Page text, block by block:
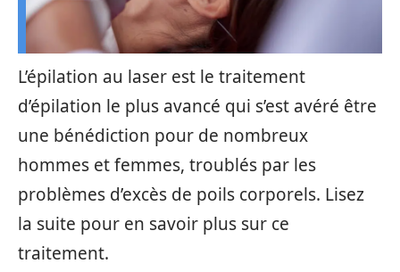
L’épilation au laser est le traitement
d’épilation le plus avancé qui s’est avéré être
une bénédiction pour de nombreux
hommes et femmes, troublés par les
problèmes d’excès de poils corporels. Lisez
la suite pour en savoir plus sur ce
traitement.